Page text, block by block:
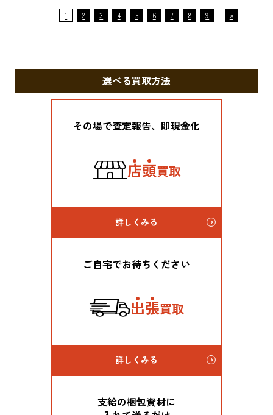
選べる買取方法
その場で査定報告、即現金化
店頭買取
詳しくみる
ご自宅でお待ちください
出張買取
詳しくみる
支給の梱包資材に
1 2 3 4 5 6 7 8 9 »